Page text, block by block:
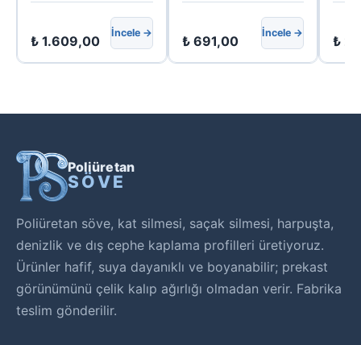
₺ 1.609,00 İncele → ₺691,00 İncele → ₺
Poliüretan
SÖVE
Poliüretan söve, kat silmesi, saçak silmesi, harpuşta,
denizlik ve dış cephe kaplama profilleri üretiyoruz.
Ürünler hafif, suya dayanıklı ve boyanabilir; prekast
görünümünü çelik kalıp ağırlığı olmadan verir. Fabrika
teslim gönderilir.